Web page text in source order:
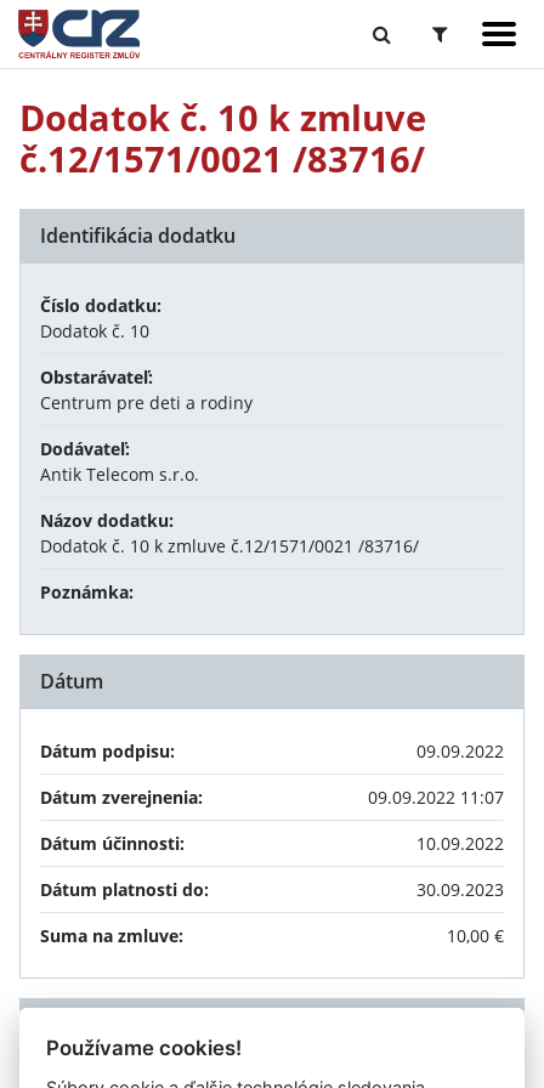
Dodatok č. 10 k zmluve
č.12/1571/0021 /83716/
Identifikácia dodatku
Číslo dodatku:
Dodatok č. 10
Obstarávateľ:
Centrum pre deti a rodiny
Dodávateľ:
Antik Telecom s.r.o.
Názov dodatku:
Dodatok č. 10 k zmluve č.12/1571/0021 /83716/
Poznámka:
Dátum
Dátum podpisu:
09.09.2022
Dátum zverejnenia:
09.09.2022 11:07
Dátum účinnosti:
10.09.2022
Dátum platnosti do:
30.09.2023
Suma na zmluve:
10,00 €
Používame cookies!